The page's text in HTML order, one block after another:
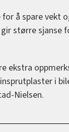
å spare vekt
større sjanse
ekstra
i
Nielsen.